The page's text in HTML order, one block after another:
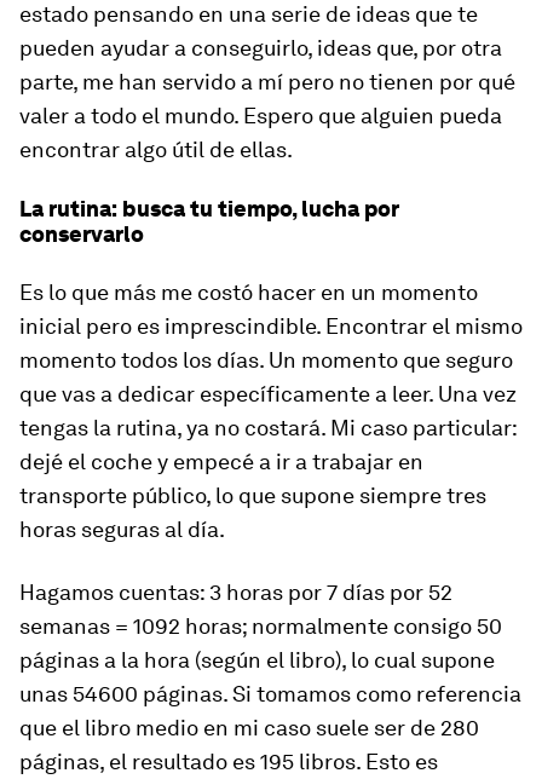
estado pensando en una serie de ideas que te
pueden ayudar a conseguirlo, ideas que, por otra
parte, me han servido a mí pero no tienen por qué
valer a todo el mundo. Espero que alguien pueda
encontrar algo útil de ellas.
La rutina: busca tu tiempo, lucha por
conservarlo
Es lo que más me costó hacer en un momento
inicial pero es imprescindible. Encontrar el mismo
momento todos los días. Un momento que seguro
que vas a dedicar específicamente a leer. Una vez
tengas la rutina, ya no costará. Mi caso particular:
dejé el coche y empecé a ir a trabajar en
transporte público, lo que supone siempre tres
horas seguras al día.
Hagamos cuentas: 3 horas por 7 días por 52
semanas = 1092 horas; normalmente consigo 50
páginas a la hora (según el libro), lo cual supone
unas 54600 páginas. Si tomamos como referencia
que el libro medio en mi caso suele ser de 280
páginas, el resultado es 195 libros. Esto es